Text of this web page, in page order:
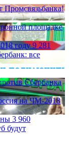
Промсвязьбанка!
площадке
году9 281
все
Сбербанка
на ЧМ-2018
3 960
будут